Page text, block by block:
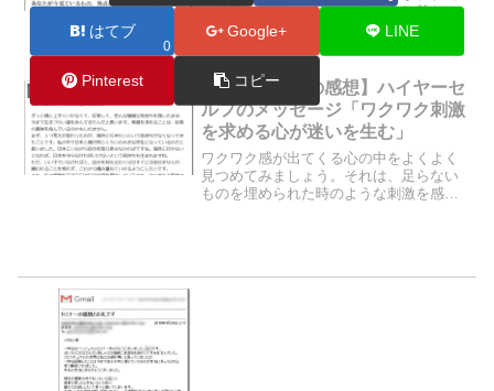
の波動の状態によっては魂が入れ替わっ
てしまうこともあります。今回のお客様
と思うような状態になってしまっておら
れました。なぜこんなことが起こったの
でしょうか？今回の石のサ...
【お客様からの感想】ハイヤーセ
ルフのメッセージ「ワクワク刺激
を求める心が迷いを生む」
ワクワク感が出てくる心の中をよくよく
見つめてみましょう。それは、足らない
ものを埋められた時のような刺激を感じ
はてブ
0
Google+ LINE
Pinterest コピー